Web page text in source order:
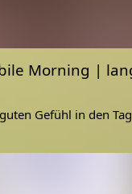
Gefühl in den Tag